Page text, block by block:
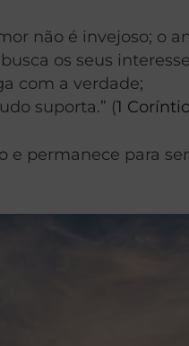
não é invejoso; o
os seus
com a verdade;
suporta.” (1
e permanece para